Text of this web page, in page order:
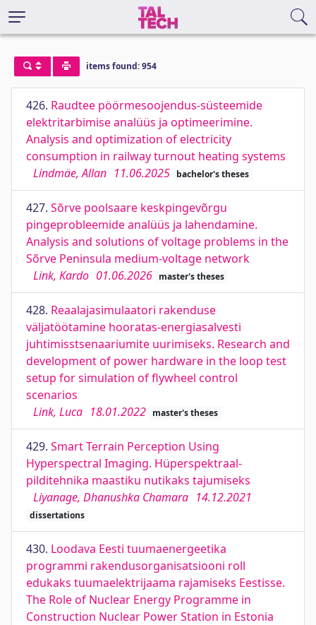
items found: 954
426. Raudtee pöörmesoojendus-süsteemide
elektritarbimise analüüs ja optimeerimine.
Analysis and optimization of electricity
consumption in railway turnout heating systems
Lindmäe, Allan 11.06.2025 bachelor's theses
427. Sõrve poolsaare keskpingevõrgu
pingeprobleemide analüüs ja lahendamine.
Analysis and solutions of voltage problems in the
Sõrve Peninsula medium-voltage network
Link, Kardo 01.06.2026 master's theses
428. Reaalajasimulaatori rakenduse
väljatöötamine hooratas-energiasalvesti
juhtimisstsenaariumite uurimiseks. Research and
development of power hardware in the loop test
setup for simulation of flywheel control
scenarios
Link, Luca 18.01.2022 master's theses
429. Smart Terrain Perception Using
Hyperspectral Imaging. Hüperspektraal-
pilditehnika maastiku nutikaks tajumiseks
Liyanage, Dhanushka Chamara 14.12.2021
dissertations
430. Loodava Eesti tuumaenergeetika
programmi rakendusorganisatsiooni roll
edukaks tuumaelektrijaama rajamiseks Eestisse.
The Role of Nuclear Energy Programme in
Construction Nuclear Power Station in Estonia